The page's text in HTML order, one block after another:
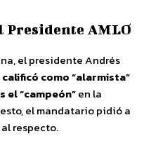
Presidente AMLO
el presidente Andrés
calificó como “alarmista”
el “campeón”en la
el mandatario pidió a
respecto.